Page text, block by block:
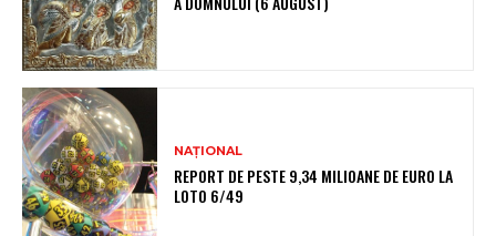
NAȚIONAL
REPORT DE PESTE 9,34 MILIOANE DE EURO LA
LOTO 6/49